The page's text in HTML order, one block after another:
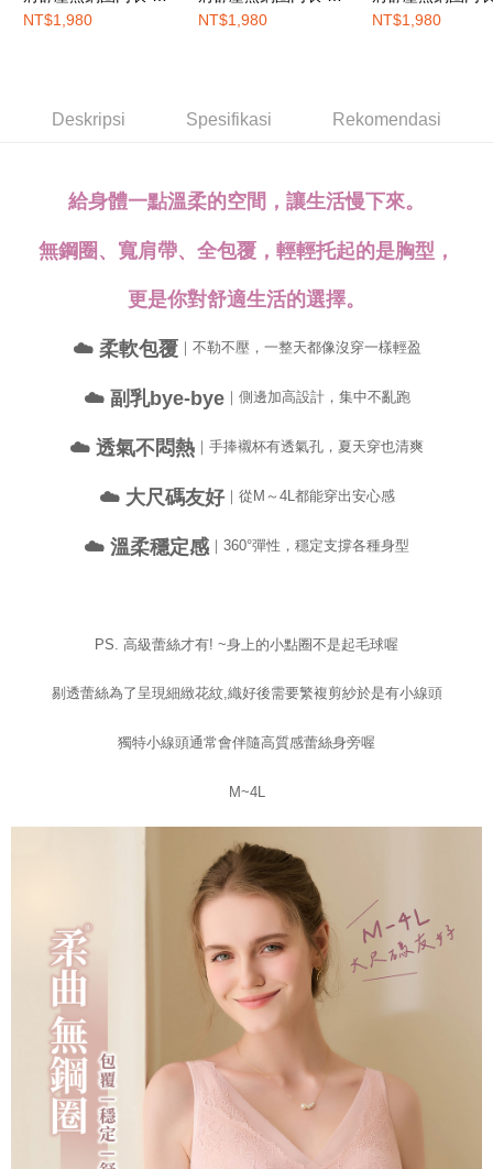
Ketiga, Syarat Perkhidmatan
Perkhidmatan AFTEE Beli Sekarang Bayar Kemudian disediakan oleh NP
Data Peribadi, Pemprosesan, Penggunaan"
kelulusan boleh sehingga NT$10,000. Jika pengguna tidak membuat
20% setahun akan dikenakan. Pengguna bawah umur dikehendaki
mendapatkan kebenaran daripada ibu bapa atau penjaga yang sah
untuk menggunakan AFTEE.
mempunyai sebarang kebimbangan mengenai pemprosesan dan
peribadi yang disenaraikan seperti di atas akan dikumpul dan digunakan
oleh AFTEE, sila jangan gunakan perkhidmatan ini.
瑰紫
NT$1,980
紫藤
NT$1,980
麥膚
NT$1,980
Deskripsi Spesifikasi Rekomendasi
給身體一點溫柔的空間，讓生活慢下來。
無鋼圈、寬肩帶、全包覆，輕輕托起的是胸型，
更是你對舒適生活的選擇。
☁️ 柔軟包覆｜不勒不壓，一整天都像沒穿一樣輕盈
☁️ 副乳bye-bye｜側邊加高設計，集中不亂跑
☁️ 透氣不悶熱 ｜手捧襯杯有透氣孔，夏天穿也清爽
☁️ 大尺碼友好｜從M～4L都能穿出安心感
☁️ 溫柔穩定感 ｜360°彈性，穩定支撐各種身型
PS. 高級蕾絲才有! ~身上的小點圈不是起毛球喔
剔透蕾絲為了呈現細緻花紋,織好後需要繁複剪紗於是有小線頭
獨特小線頭通常會伴隨高質感蕾絲身旁喔
M~4L